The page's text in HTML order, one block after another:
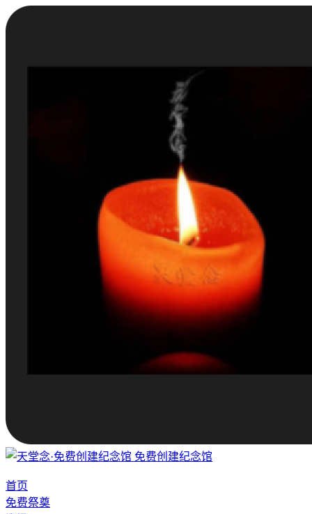
免费创建纪念馆
首页
免费祭奠